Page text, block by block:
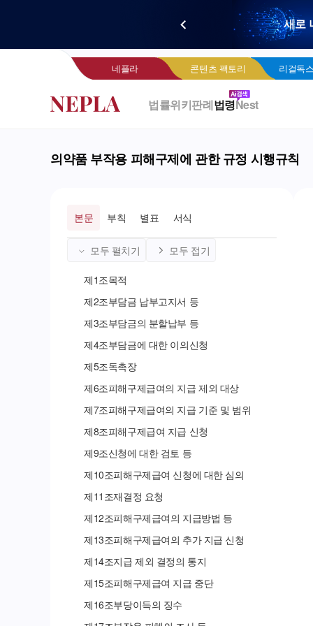
새로네
네플라 콘텐츠 팩토리 리걸독
법률위키판례법령Nest
의약품 부작용 피해구제에 관한 규정 시행규칙
본문 부칙 별표 서식
모두 펼치기 모두 접기
제1조목적
제2조부담금 납부고지서 등
제3조부담금의 분할납부 등
제4조부담금에 대한 이의신청
제5조독촉장
제6조피해구제급여의 지급 제외 대상
제7조피해구제급여의 지급 기준 및 범위
제8조피해구제급여 지급 신청
제9조신청에 대한 검토 등
제10조피해구제급여 신청에 대한 심의
제11 조재결정 요청
제12조피해구제급여의 지급방법 등
제13조피해구제급여의 추가 지급 신청
제14조지급 제외 결정의 통지
제15조피해구제급여 지급 중단
제16조부당이득의 징수